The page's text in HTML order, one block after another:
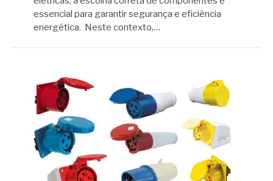
essencial para garantir segurança e eficiência
energética. Neste contexto,…